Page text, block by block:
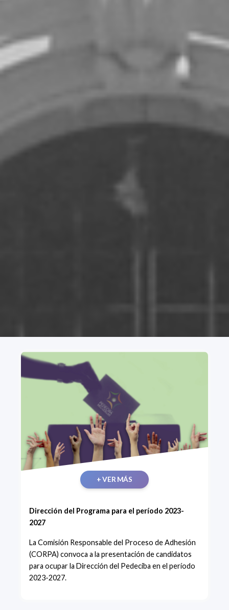
+ VER MÁS
Dirección del Programa para el período 2023-
2027
La Comisión Responsable del Proceso de Adhesión
(CORPA) convoca a la presentación de candidatos
para ocupar la Dirección del Pedeciba en el período
2023-2027.